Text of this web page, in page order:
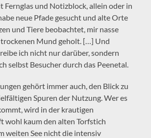
Fernglas und Notizblock, allein oder in
neue Pfade gesucht und alte Orte
und Tiere beobachtet, mir nasse
Mund geholt. […] Und
ich nicht nur darüber, sondern
selbst Besucher durch das Peenetal.
gehört immer auch, den Blick zu
Spuren der Nutzung. Wer es
wird in der krautigen
wohl kaum den alten Torfstich
weiten See nicht die intensiv